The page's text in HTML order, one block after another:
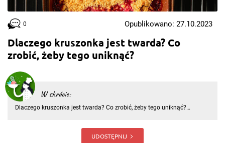
Dlaczego kruszonka jest twarda? Co
zrobić, żeby tego uniknąć?
W skrócie:
Dlaczego kruszonka jest twarda? Co zrobić, żeby tego uniknąć?
na nią prosty sposób. Twardą kruszonkę da się zmiękczyć
UDOSTĘPNIJ
0 Opublikowano: 27.10.2023